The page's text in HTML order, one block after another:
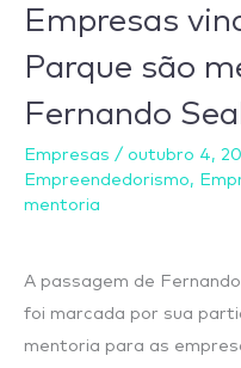
Empresas
Parque são
Fernando
Empresas / outubro 4,
Empreendedorismo,
mentoria
A passagem de
foi marcada por sua
mentoria para as
Empresas
ao
Orion
são
mentoradas